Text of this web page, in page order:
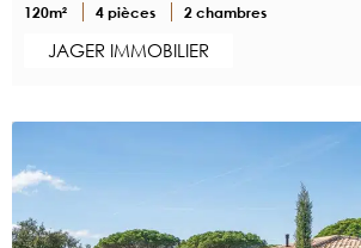
120m² 4 pièces 2 chambres
JAGER IMMOBILIER